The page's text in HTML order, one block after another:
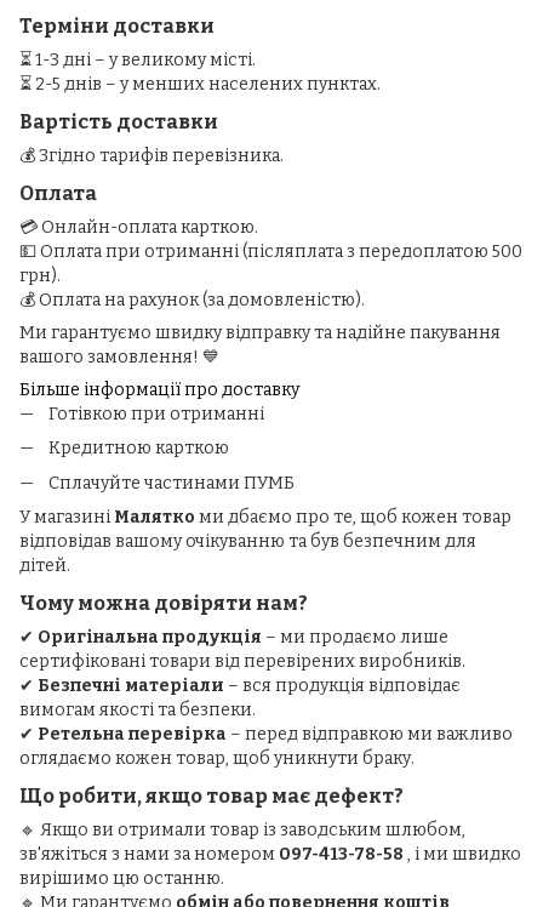
Терміни доставки
⏳ 1-3 дні – у великому місті.
⏳ 2-5 днів – у менших населених пунктах.
Вартість доставки
💰 Згідно тарифів перевізника.
Оплата
💳 Онлайн-оплата карткою.
💵 Оплата при отриманні (післяплата з передоплатою 500
грн).
💰 Оплата на рахунок (за домовленістю).
Ми гарантуємо швидку відправку та надійне пакування
вашого замовлення! 💙
Більше інформації про доставку
Готівкою при отриманні
Кредитною карткою
Сплачуйте частинами ПУМБ
У магазині Малятко ми дбаємо про те, щоб кожен товар
відповідав вашому очікуванню та був безпечним для
дітей.
Чому можна довіряти нам?
✔ Оригінальна продукція – ми продаємо лише
сертифіковані товари від перевірених виробників.
✔ Безпечні матеріали – вся продукція відповідає
вимогам якості та безпеки.
✔ Ретельна перевірка – перед відправкою ми важливо
оглядаємо кожен товар, щоб уникнути браку.
Що робити, якщо товар має дефект?
🔹 Якщо ви отримали товар із заводським шлюбом,
зв'яжіться з нами за номером 097-413-78-58 , і ми швидко
вирішимо цю останню.
🔹 Ми гарантуємо обмін або повернення коштів